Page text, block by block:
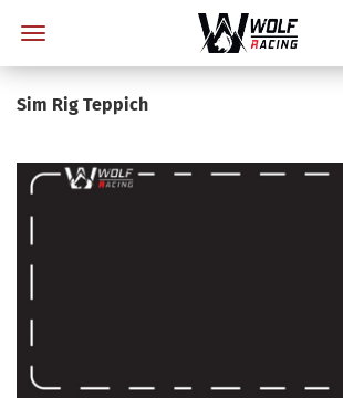
Sim Rig Teppich